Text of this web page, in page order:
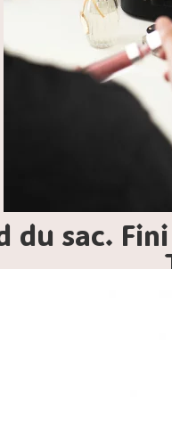
du sac.